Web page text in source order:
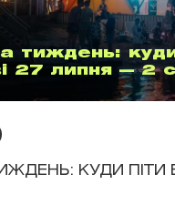
тиждень:
27 липня — 2
КУДИ ПІТИ